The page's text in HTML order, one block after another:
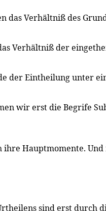
das Verhältniß des
Verhältniß der
der Eintheilung unter
wir erst die Begrife
ihre Hauptmomente.
sind erst durch